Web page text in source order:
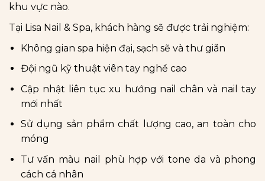
khu vực nào.
Tại Lisa Nail & Spa, khách hàng sẽ được trải nghiệm:
Không gian spa hiện đại, sạch sẽ và thư giãn
Đội ngũ kỹ thuật viên tay nghề cao
Cập nhật liên tục xu hướng nail chân và nail tay
mới nhất
Sử dụng sản phẩm chất lượng cao, an toàn cho
móng
Tư vấn màu nail phù hợp với tone da và phong
cách cá nhân